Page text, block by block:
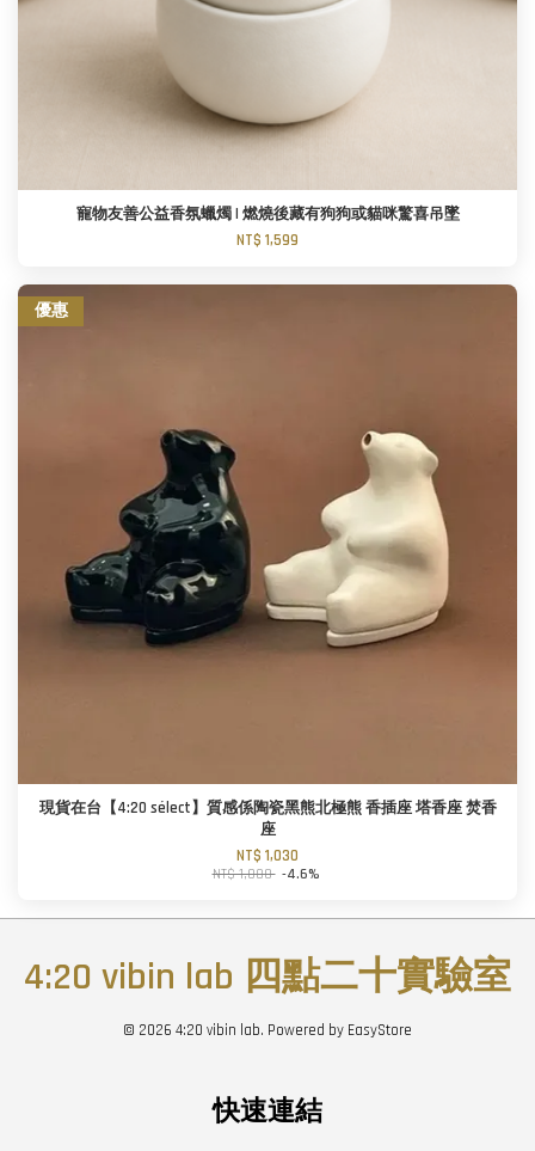
寵物友善公益香氛蠟燭 I 燃燒後藏有狗狗或貓咪驚喜吊墜
NT$ 1,599
優惠
現貨在台【4:20 sélect】質感係陶瓷黑熊北極熊 香插座 塔香座 焚香
座
NT$ 1,030
NT$ 1,080 -4.6%
4:20 vibin lab 四點二十實驗室
© 2026 4:20 vibin lab. Powered by EasyStore
快速連結